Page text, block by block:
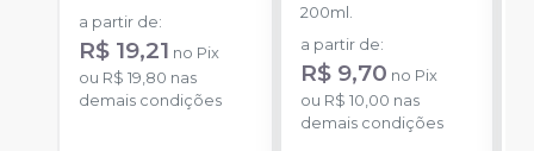
a partir de:
R$ 19,21 no Pix
ou R$ 19,80 nas
demais condições
200ml.
a partir de:
R$ 9,70 no Pix
ou R$ 10,00 nas
demais condições